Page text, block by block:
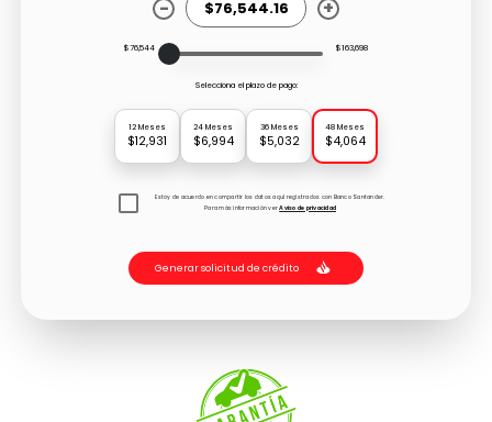
- +
$76,544 $163,698
Selecciona el plazo de pago:
12 Meses
$12,931
24 Meses
$6,994
36 Meses
$5,032
48 Meses
$4,064
Estoy de acuerdo en compartir los datos aquí registrados con Banco Santander.
Para más información verAviso de privacidad
Generar solicitud de crédito